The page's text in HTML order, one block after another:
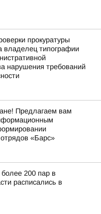
прокуратуры
владелец типографии
нарушения требований
Предлагаем вам
«Барс»
более 200 пар в
расписались в